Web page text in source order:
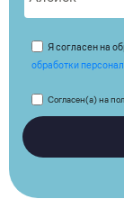
Я согласен на
обработки
Согласен(а) на